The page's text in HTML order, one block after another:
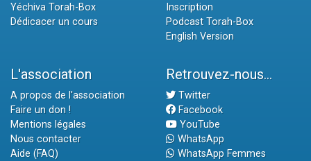
Yéchiva Torah-Box
Dédicacer un cours
Inscription
Podcast Torah-Box
English Version
L'association
A propos de l'association
Faire un don !
Mentions légales
Nous contacter
Aide (FAQ)
Retrouvez-nous...
Twitter
Facebook
YouTube
WhatsApp
WhatsApp Femmes